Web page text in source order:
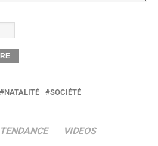
NATALITÉ SOCIÉTÉ
TENDANCE VIDEOS